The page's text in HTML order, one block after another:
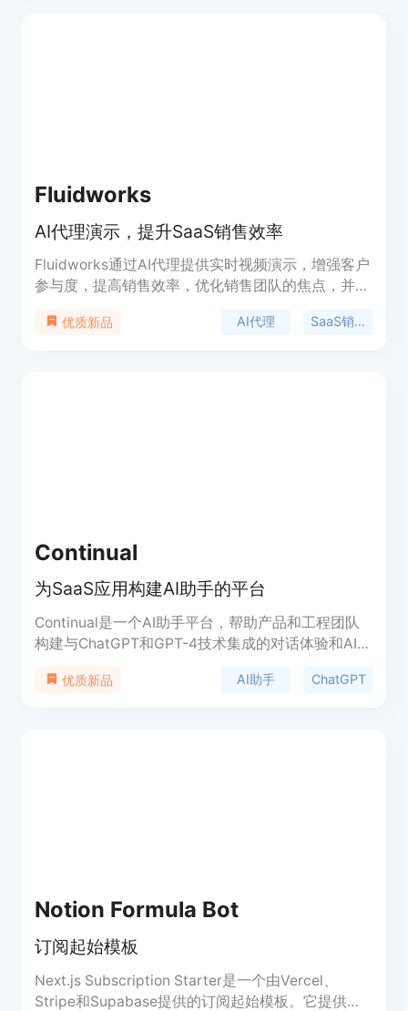
Fluidworks
AI代理演示，提升SaaS销售效率
Fluidworks通过AI代理提供实时视频演示，增强客户
参与度，提高销售效率，优化销售团队的焦点，并提
实时演示和即时问答，为客户提供定制化的体验，方
优质新品 AI代理 SaaS销售
Continual
为SaaS应用构建AI助手的平台
Continual是一个AI助手平台，帮助产品和工程团队
构建与ChatGPT和GPT-4技术集成的对话体验和AI自
钟内部署AI助手到您的SaaS应用中。Continual提供
优质新品 AI助手 ChatGPT
Notion Formula Bot
订阅起始模板
Next.js Subscription Starter是一个由Vercel、
Stripe和Supabase提供的订阅起始模板。它提供了